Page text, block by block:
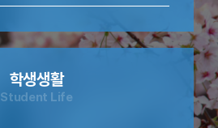
학생생활
Student Life